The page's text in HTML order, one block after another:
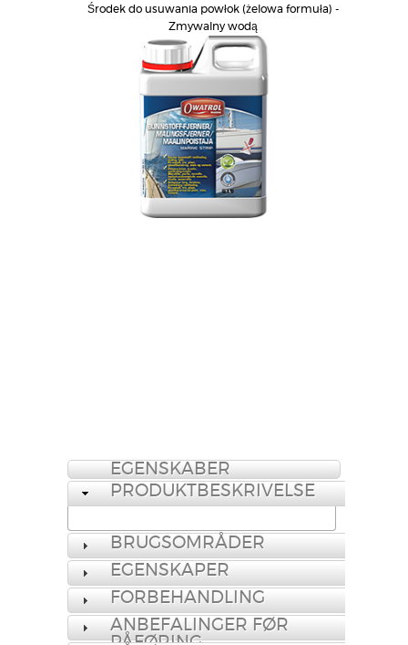
Środek do usuwania powłok (żelowa formuła) -
Zmywalny wodą
EGENSKABER
PRODUKTBESKRIVELSE
BRUGSOMRÅDER
EGENSKAPER
FORBEHANDLING
ANBEFALINGER FØR